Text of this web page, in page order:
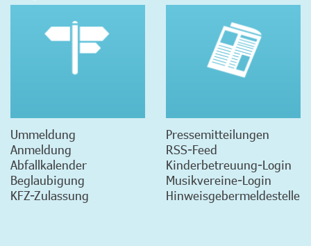
Ummeldung
Anmeldung
Abfallkalender
Beglaubigung
KFZ-Zulassung
Pressemitteilungen
RSS-Feed
Kinderbetreuung-Login
Musikvereine-Login
Hinweisgebermeldestelle